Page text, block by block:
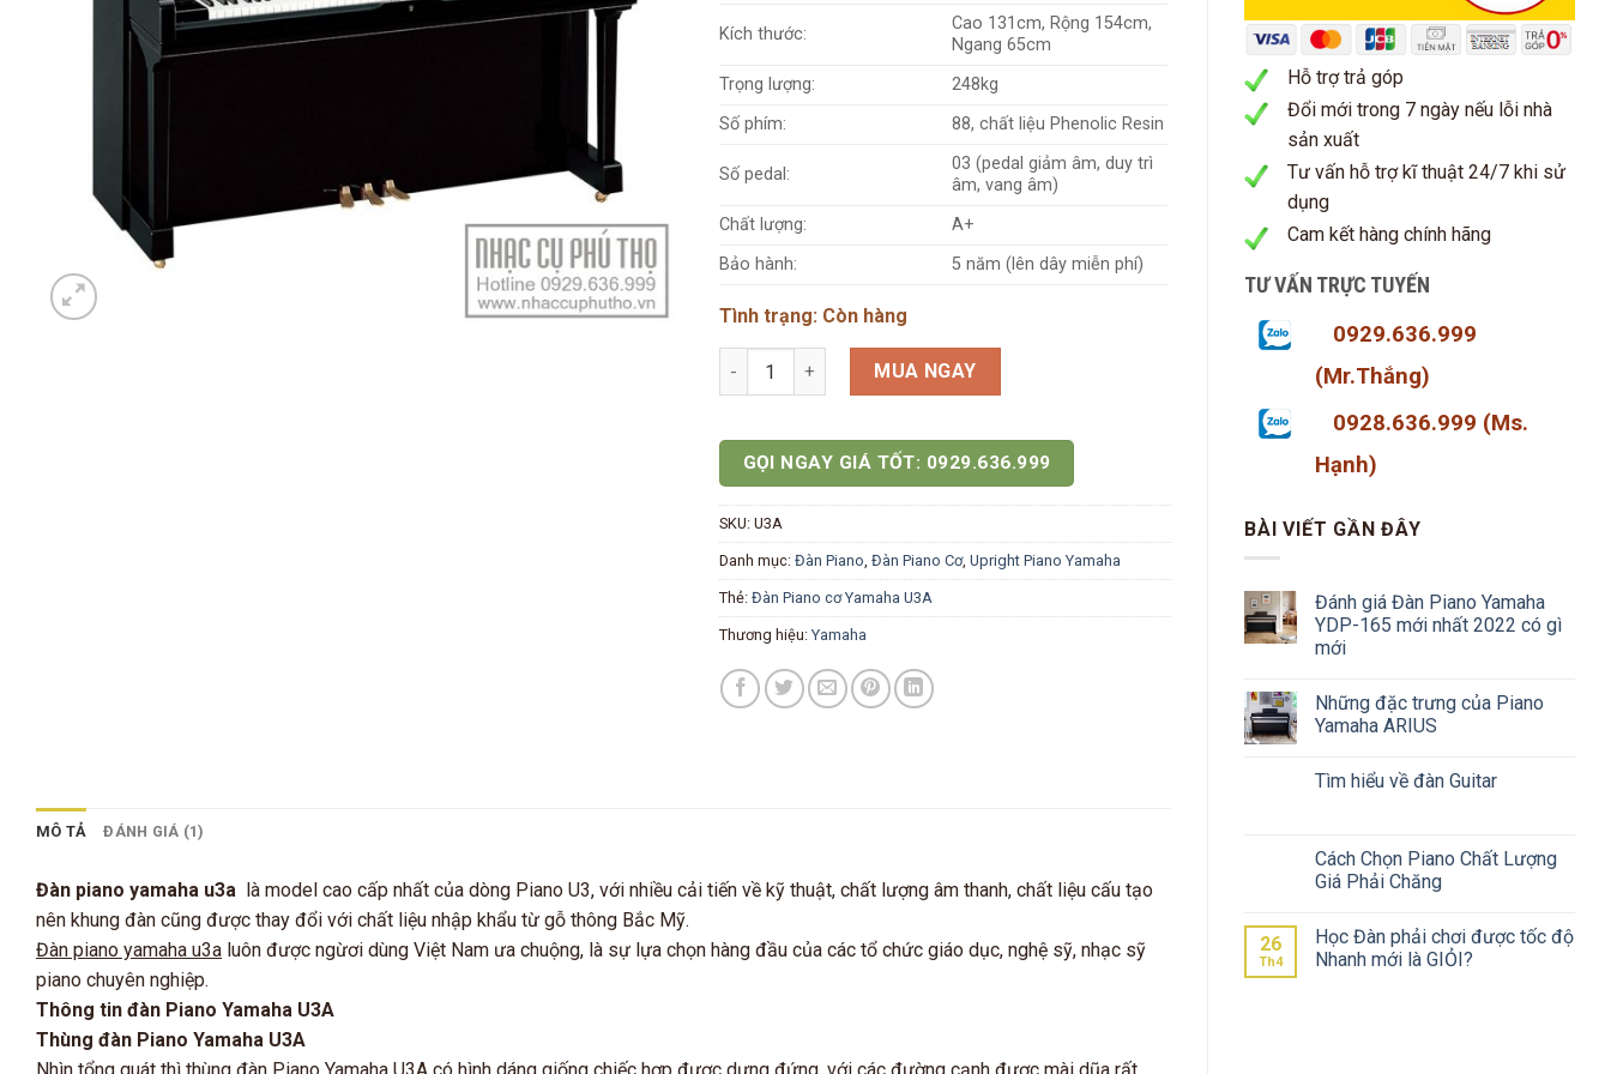
Hỗ trợ trả góp
Đổi mới trong 7 ngày nếu lỗi nhà
sản xuất
Tư vấn hỗ trợ kĩ thuật 24/7 khi sử
dụng
Cam kết hàng chính hãng
TƯ VẤN TRỰC TUYẾN
0929.636.999
(Mr.Thắng)
0928.636.999 (Ms.
Hạnh)
BÀI VIẾT GẦN ĐÂY
Đánh giá Đàn Piano Yamaha
YDP-165 mới nhất 2022 có gì
mới
Những đặc trưng của Piano
Yamaha ARIUS
Tìm hiểu về đàn Guitar
Cách Chọn Piano Chất Lượng
Giá Phải Chăng
26
Th4
Học Đàn phải chơi được tốc độ
Nhanh mới là GIỎI?
Kích thước:
Cao 131cm, Rộng 154cm,
Ngang 65cm
Trọng lượng:
248kg
Số phím:
88, chất liệu Phenolic Resin
Số pedal:
03 (pedal giảm âm, duy trì
âm, vang âm)
Chất lượng:
A+
Bảo hành:
5 năm (lên dây miễn phí)
Tình trạng: Còn hàng
Đàn Piano cơ Yamaha U3A số lượng
MUA NGAY
GỌI NGAY GIÁ TỐT: 0929.636.999
SKU: U3A
Danh mục: Đàn Piano, Đàn Piano Cơ, Upright Piano Yamaha
Thẻ: Đàn Piano cơ Yamaha U3A
Thương hiệu: Yamaha
MÔ TẢ ĐÁNH GIÁ (1)
Đàn piano yamaha u3a
là model cao cấp nhất của dòng Piano U3, với nhiều cải tiến về kỹ thuật, chất lượng âm thanh, chất liệu cấu tạo
nên khung đàn cũng được thay đổi với chất liệu nhập khẩu từ gỗ thông Bắc Mỹ.
Đàn piano yamaha u3a luôn được ngừơi dùng Việt Nam ưa chuộng, là sự lựa chọn hàng đầu của các tổ chức giáo dục, nghệ sỹ, nhạc sỹ
piano chuyên nghiệp.
Thông tin đàn Piano Yamaha U3A
Thùng đàn Piano Yamaha U3A